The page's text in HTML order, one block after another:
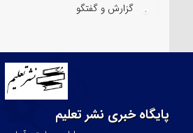
گزارش و گفتگو
پایگاه خبری نشر تعلیم